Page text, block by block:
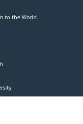
to the World